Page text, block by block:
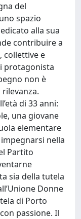
del
spazio
alla sua
contribuire a
collettive e
protagonista
non è
di 33 anni:
una giovane
elementare
nella
Partito
sia della tutela
Donne
di Porto
passione. Il